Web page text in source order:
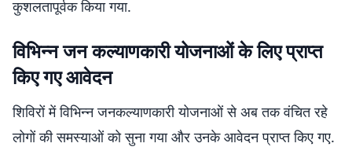
कुशलतापूर्वक किया गया.
विभिन्न जन कल्याणकारी योजनाओं के लिए प्राप्त
किए गए आवेदन
शिविरों में विभिन्न जनकल्याणकारी योजनाओं से अब तक वंचित रहे
लोगों की समस्याओं को सुना गया और उनके आवेदन प्राप्त किए गए.